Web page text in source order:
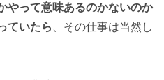
やって意味あるのかないのか
ていたら
、その仕事は当然し